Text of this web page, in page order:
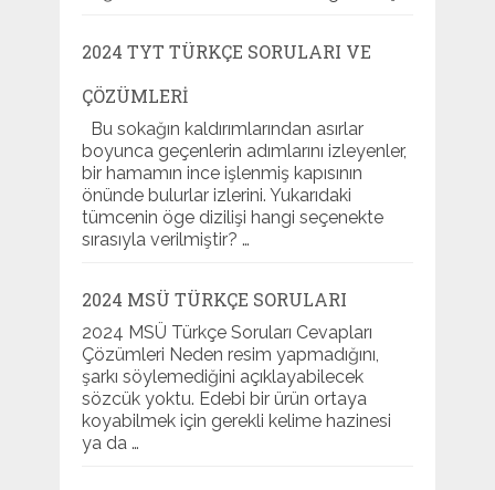
2024 TYT TÜRKÇE SORULARI VE
ÇÖZÜMLERI
Bu sokağın kaldırımlarından asırlar
boyunca geçenlerin adımlarını izleyenler,
bir hamamın ince işlenmiş kapısının
önünde bulurlar izlerini. Yukarıdaki
tümcenin öge dizilişi hangi seçenekte
sırasıyla verilmiştir? …
2024 MSÜ TÜRKÇE SORULARI
2024 MSÜ Türkçe Soruları Cevapları
Çözümleri Neden resim yapmadığını,
şarkı söylemediğini açıklayabilecek
sözcük yoktu. Edebi bir ürün ortaya
koyabilmek için gerekli kelime hazinesi
ya da …